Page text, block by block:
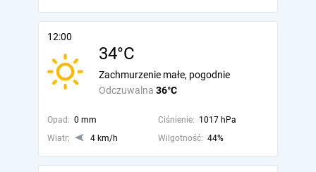
12:00
34°C
Odczuwalna 36°C
Zachmurzenie małe, pogodnie
Opad: 0 mm Ciśnienie: 1017 hPa
Wiatr:
4 km/h Wilgotność: 44%